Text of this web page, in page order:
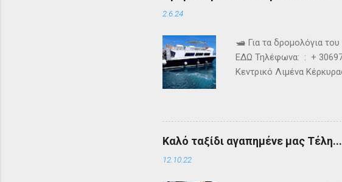
2.6.24
🛥️ Για τα δρομολόγια
ΕΔΩ Τηλέφωνα: : +
Κεντρικό Λιμένα
+302661024220
Καλό ταξίδι αγαπημένε μας Τέλη...
12.10.22